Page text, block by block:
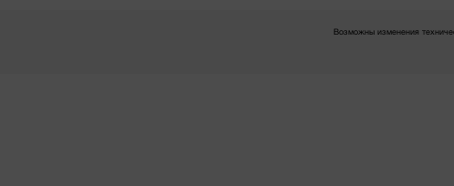
Возможны изменения